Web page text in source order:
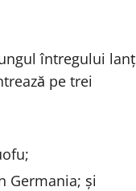
întregului lanț
pe trei
Germania; şi